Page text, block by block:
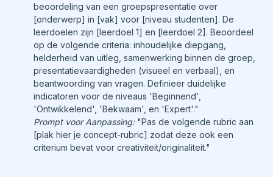
beoordeling van een groepspresentatie over
[onderwerp] in [vak] voor [niveau studenten]. De
leerdoelen zijn [leerdoel 1] en [leerdoel 2]. Beoordeel
op de volgende criteria: inhoudelijke diepgang,
helderheid van uitleg, samenwerking binnen de groep,
presentatievaardigheden (visueel en verbaal), en
beantwoording van vragen. Definieer duidelijke
indicatoren voor de niveaus 'Beginnend',
'Ontwikkelend', 'Bekwaam', en 'Expert'."
Prompt voor Aanpassing:"Pas de volgende rubric aan
[plak hier je concept-rubric] zodat deze ook een
criterium bevat voor creativiteit/originaliteit."